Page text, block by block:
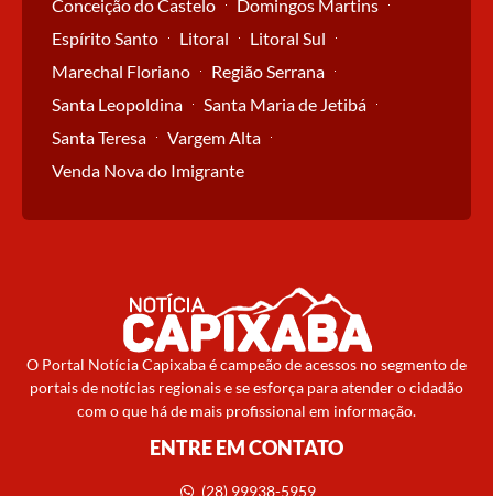
Conceição do Castelo
Domingos Martins
Espírito Santo
Litoral
Litoral Sul
Marechal Floriano
Região Serrana
Santa Leopoldina
Santa Maria de Jetibá
Santa Teresa
Vargem Alta
Venda Nova do Imigrante
O Portal Notícia Capixaba é campeão de acessos no segmento de
portais de notícias regionais e se esforça para atender o cidadão
com o que há de mais profissional em informação.
ENTRE EM CONTATO
(28) 99938-5959